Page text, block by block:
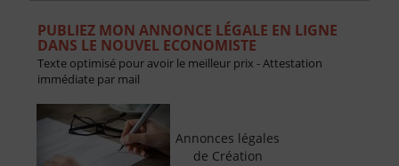
PUBLIEZ MON ANNONCE LÉGALE EN LIGNE
DANS LE NOUVEL ECONOMISTE
Texte optimisé pour avoir le meilleur prix - Attestation
immédiate par mail
Annonces légales
de Création